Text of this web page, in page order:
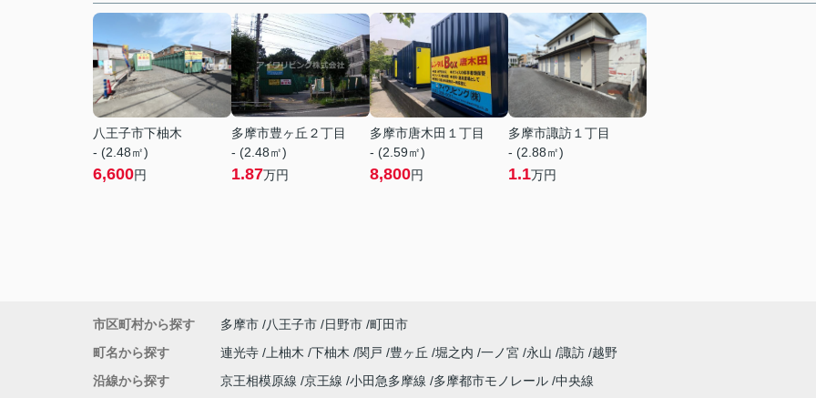
八王子市下柚木
- (2.48㎡)
6,600円
多摩市豊ヶ丘２丁目
- (2.48㎡)
1.87万円
多摩市唐木田１丁目
- (2.59㎡)
8,800円
多摩市諏訪１丁目
- (2.88㎡)
1.1万円
市区町村から探す 多摩市 八王子市 日野市 町田市
町名から探す
連光寺 上柚木 下柚木 関戸 豊ヶ丘 堀之内 一ノ宮 永山 諏訪 越野
沿線から探す
京王相模原線 京王線 小田急多摩線 多摩都市モノレール 中央線